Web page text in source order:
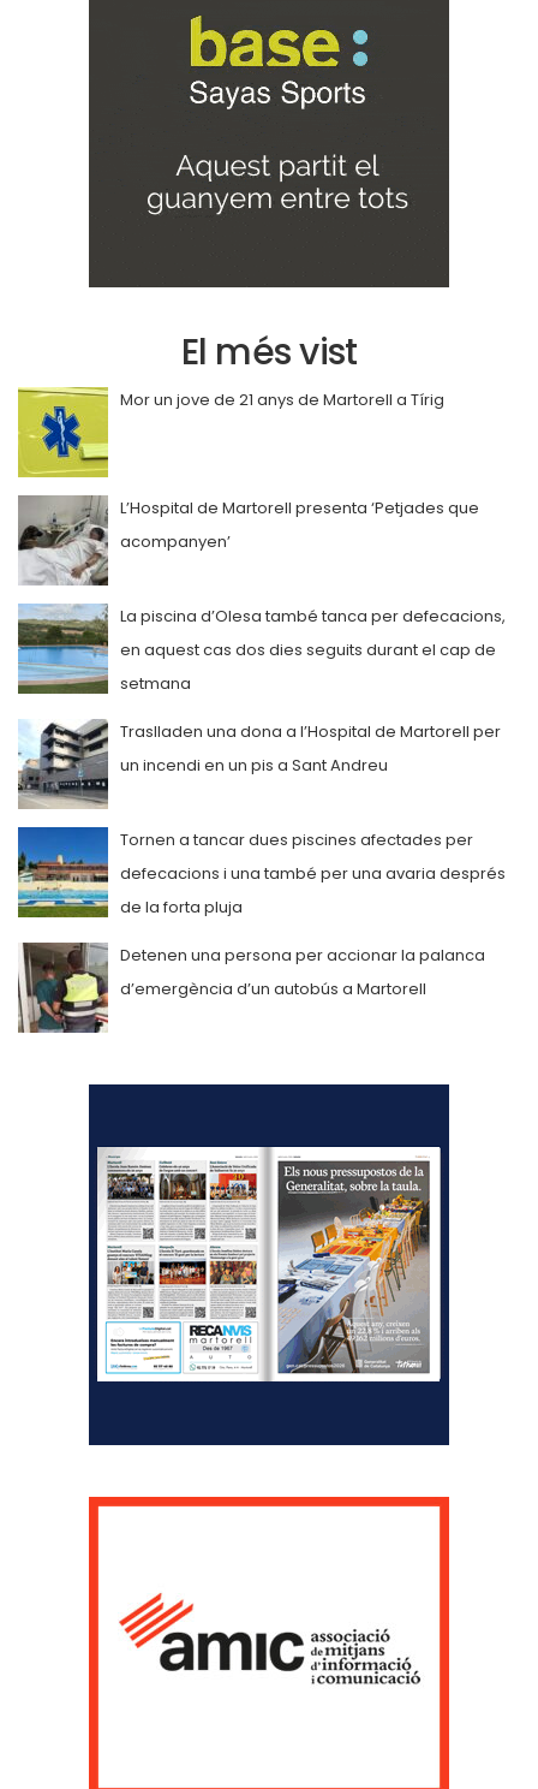
El més vist
Mor un jove de 21 anys de Martorell a Tírig
L’Hospital de Martorell presenta ‘Petjades que
acompanyen’
La piscina d’Olesa també tanca per defecacions,
en aquest cas dos dies seguits durant el cap de
setmana
Traslladen una dona a l’Hospital de Martorell per
un incendi en un pis a Sant Andreu
Tornen a tancar dues piscines afectades per
defecacions i una també per una avaria després
de la forta pluja
Detenen una persona per accionar la palanca
d’emergència d’un autobús a Martorell